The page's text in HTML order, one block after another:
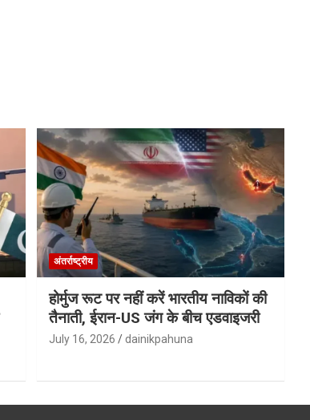
अंतर्राष्ट्रीय
होर्मुज रूट पर नहीं करें भारतीय नाविकों की
तैनाती, ईरान-US जंग के बीच एडवाइजरी
July 16, 2026 dainikpahuna